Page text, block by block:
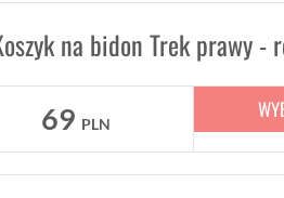
69 PLN